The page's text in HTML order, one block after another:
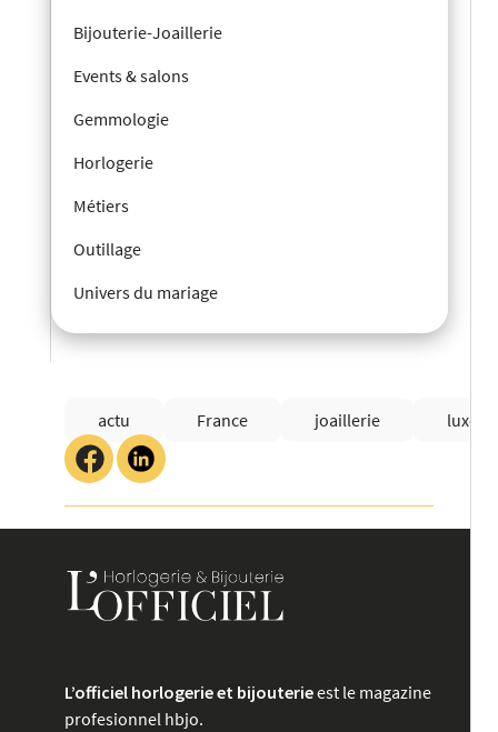
Bijouterie-Joaillerie
Events & salons
Gemmologie
Horlogerie
Métiers
Outillage
Univers du mariage
actu France joaillerie luxe
L’officiel horlogerie et bijouterieest le magazine
profesionnel hbjo.